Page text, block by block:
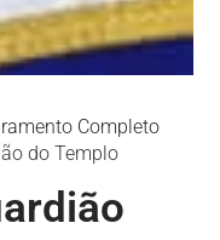
Completo
do Templo